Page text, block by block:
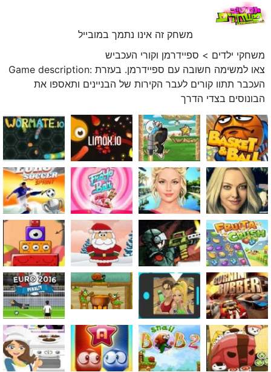
משחק זה אינו נתמך במובייל
משחקי ילדים > ספיידרמן וקורי העכביש
Game description: צאו למשימה חשובה עם ספיידרמן. בעזרת
העכבר תתוו קורים לעבר הקירות של הבניינים ותאספו את
הבונוסים בצדי הדרך